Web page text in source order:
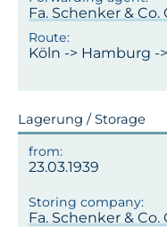
Fa. Schenker & Co.
Köln -> Hamburg -
Lagerung / Storage
23.03.1939
Fa. Schenker & Co.